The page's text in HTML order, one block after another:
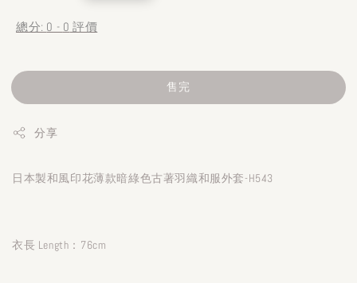
總分: 0 - 0 評價
售完
分享
日本製和風印花薄款暗綠色古著羽織和服外套-H543
衣長 Length：76cm